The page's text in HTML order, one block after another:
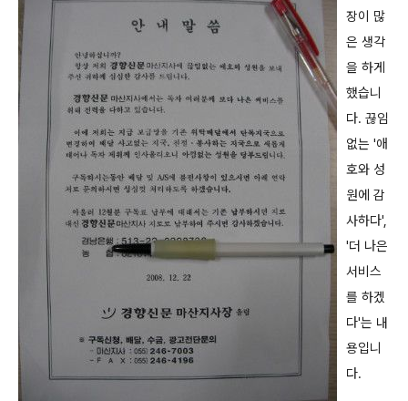
장이 많
은 생각
을 하게
했습니
다. 끊임
없는 '애
호와 성
원에 감
사하다',
'더 나은
서비스
를 하겠
다'는 내
용입니
다.